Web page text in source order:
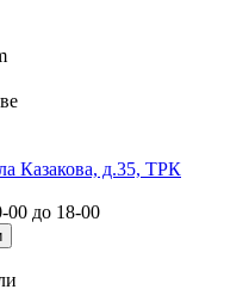
Казакова, д.35, ТРК
00 до 18-00